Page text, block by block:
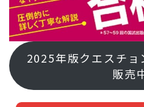
2025年版クエスチ
販売